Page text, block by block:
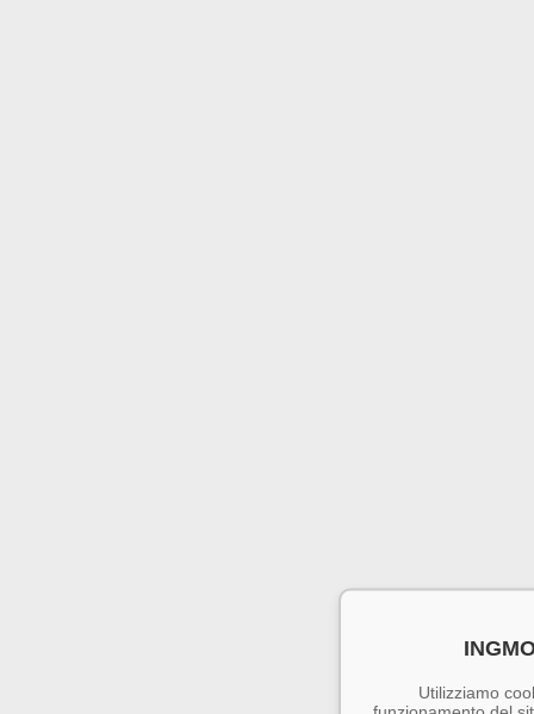
Utilizziamo